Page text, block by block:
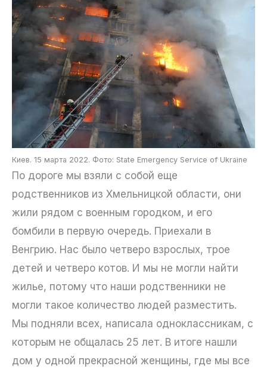
Киев. 15 марта 2022. Фото: State Emergency Service of Ukraine
По дороге мы взяли с собой еще
родственников из Хмельницкой области, они
жили рядом с военным городком, и его
бомбили в первую очередь. Приехали в
Венгрию. Нас было четверо взрослых, трое
детей и четверо котов. И мы не могли найти
жилье, потому что наши родственники не
могли такое количество людей разместить.
Мы подняли всех, написала одноклассникам, с
которым не общалась 25 лет. В итоге нашли
дом у одной прекрасной женщины, где мы все